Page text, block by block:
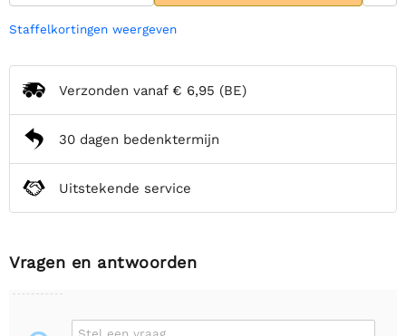
Staffelkortingen weergeven
Verzonden vanaf € 6,95 (BE)
30 dagen bedenktermijn
Uitstekende service
Vragen en antwoorden